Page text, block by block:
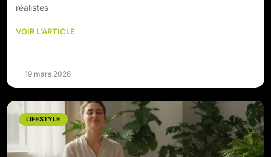
réalistes
VOIR L'ARTICLE
19 mars 2026
LIFESTYLE